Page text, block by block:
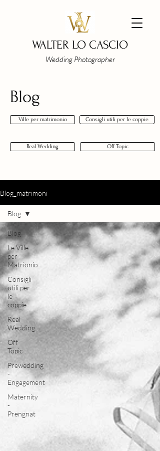
WALTER LO CASCIO
Wedding Photographer
Blog
Ville per matrimonio Consigli utili per le coppie
Real Wedding Off Topic
Blog_matrimoni
Blog
Le Ville
per
Matrionio
Consigli
utili per
le
coppie
Real
Wedding
Off
Topic
Prewedding
-
Engagement
Maternity
-
Prengnat
Blog